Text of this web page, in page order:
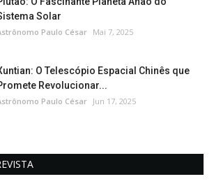
Solar
Paulo César Mai 7, 2025
O Telescópio Espacial Chinês que
Revolucionar...
Paulo César Jun 17, 2025